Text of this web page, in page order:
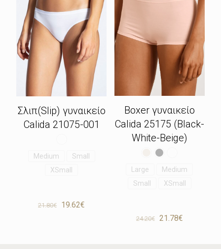
Σλιπ(Slip) γυναικείο
Calida 21075-001
Medium
Small
XSmall
21.80€
Original
19.62€
Boxer γυναικείο
Calida 25175 (Black-
White-Beige)
Large
Medium
Small
XSmall
24.20€
Original
21.78€Η